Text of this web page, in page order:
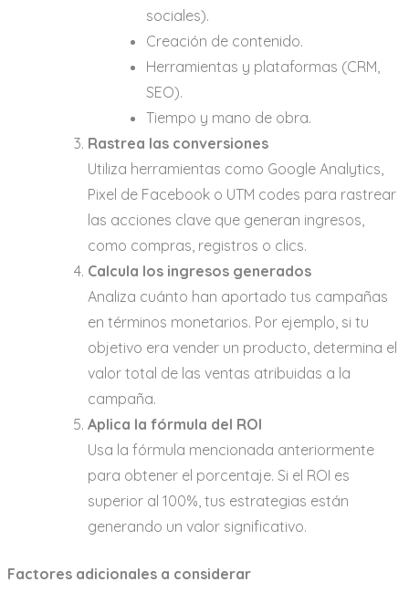
sociales).
Creación de contenido.
Herramientas y plataformas (CRM,
SEO).
Tiempo y mano de obra.
Rastrea las conversiones
Utiliza herramientas como Google Analytics,
Pixel de Facebook o UTM codes para rastrear
las acciones clave que generan ingresos,
como compras, registros o clics.
Calcula los ingresos generados
Analiza cuánto han aportado tus campañas
en términos monetarios. Por ejemplo, si tu
objetivo era vender un producto, determina el
valor total de las ventas atribuidas a la
campaña.
Aplica la fórmula del ROI
Usa la fórmula mencionada anteriormente
para obtener el porcentaje. Si el ROI es
superior al 100%, tus estrategias están
generando un valor significativo.
Factores adicionales a considerar